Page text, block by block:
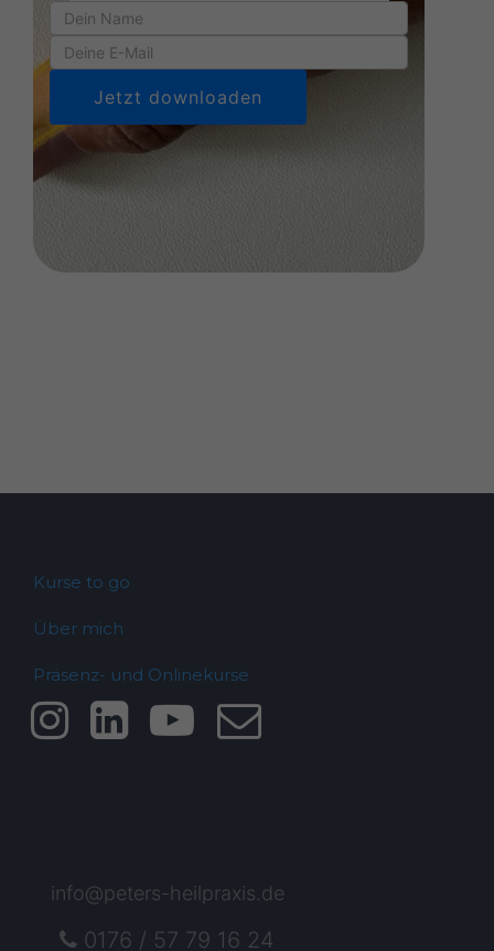
Jetzt downloaden
Kurse to go
Über mich
Präsenz- und Onlinekurse
info@peters-heilpraxis.de
0176 / 57 79 16 24